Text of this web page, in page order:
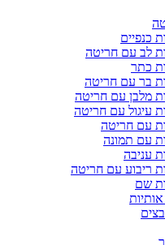
כנפיים
לב עם חריטה
כתר
בר עם חריטה
מלבן עם חריטה
עיגול עם חריטה
עם חריטה
עם תמונה
עניבה
ריבוע עם חריטה
שם